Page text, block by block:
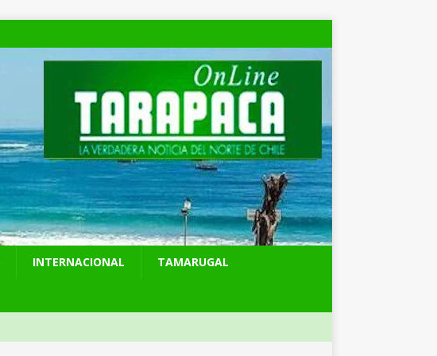
INTERNACIONAL TAMARUGAL